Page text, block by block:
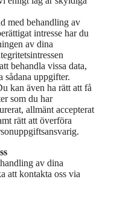
med behandling av
intresse har du
av dina
behandla vissa data,
sådana uppgifter.
kan även ha rätt att få
som du har
allmänt accepterat
rätt att överföra
av dina
att kontakta oss via